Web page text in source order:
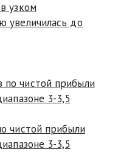
узком
увеличилась до
чистой прибыли
3-3,5